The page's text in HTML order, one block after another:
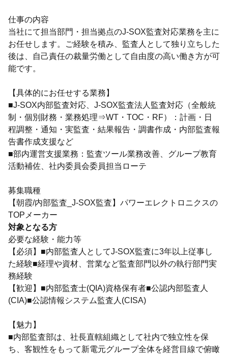
仕事の内容
当社にて担当部門・担当拠点のJ-SOX監査対応業務を主に
お任せします。ご経験を積み、監査人として独り立ちした
後は、自己責任の裁量労働として自由度の高い働き方が可
能です。
【具体的にお任せする業務】
■J-SOX内部監査対応、J-SOX監査法人監査対応（全般統
制・個別財務・業務処理⇒WT・TOC・RF）：計画・日
程調整・通知・実監査・結果報告・調書作成・内部監査報
告書作成支援など
■部内運営支援業務：監査ツール業務改善、グループ教育
活動補佐、社内委員会委員担当ローテ
募集職種
【朝霞/内部監査_J-SOX監査】パワーエレクトロニクスの
TOPメーカー
対象となる方
必要な経験・能力等
【必須】■内部監査人としてJ-SOX監査に3年以上従事し
た経験■経理や資材、営業など監査部門以外の執行部門実
務経験
【歓迎】■内部監査士(QIA)資格保有者■公認内部監査人
(CIA)■公認情報システム監査人(CISA)
【魅力】
■内部監査部は、社長直轄組織として社内で独立性を保
ち、客観性をもって新電元グループ全体を経営目線で俯瞰